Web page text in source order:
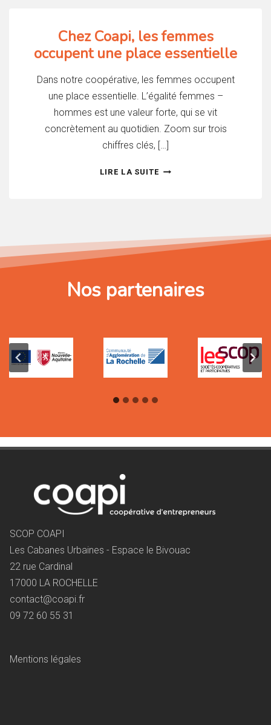
ET
FACILITATEUR
RSE
Chez Coapi, les femmes
occupent une place essentielle
Dans notre coopérative, les femmes occupent
une place essentielle. L’égalité femmes –
hommes est une valeur forte, qui se vit
concrètement au quotidien. Zoom sur trois
chiffres clés, […]
LIRE LA SUITE CHEZ
PLACE
Nos partenaires
SCOP COAPI
Les Cabanes Urbaines - Espace le Bivouac
22 rue Cardinal
17000 LA ROCHELLE
contact@coapi.fr
09 72 60 55 31
Mentions légales